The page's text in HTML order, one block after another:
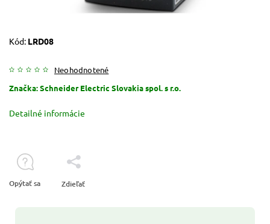
Kód: LRD08
Neohodnotené
Značka:Schneider Electric Slovakia spol. s r.o.
Detailné informácie
Opýtať sa Zdieľať